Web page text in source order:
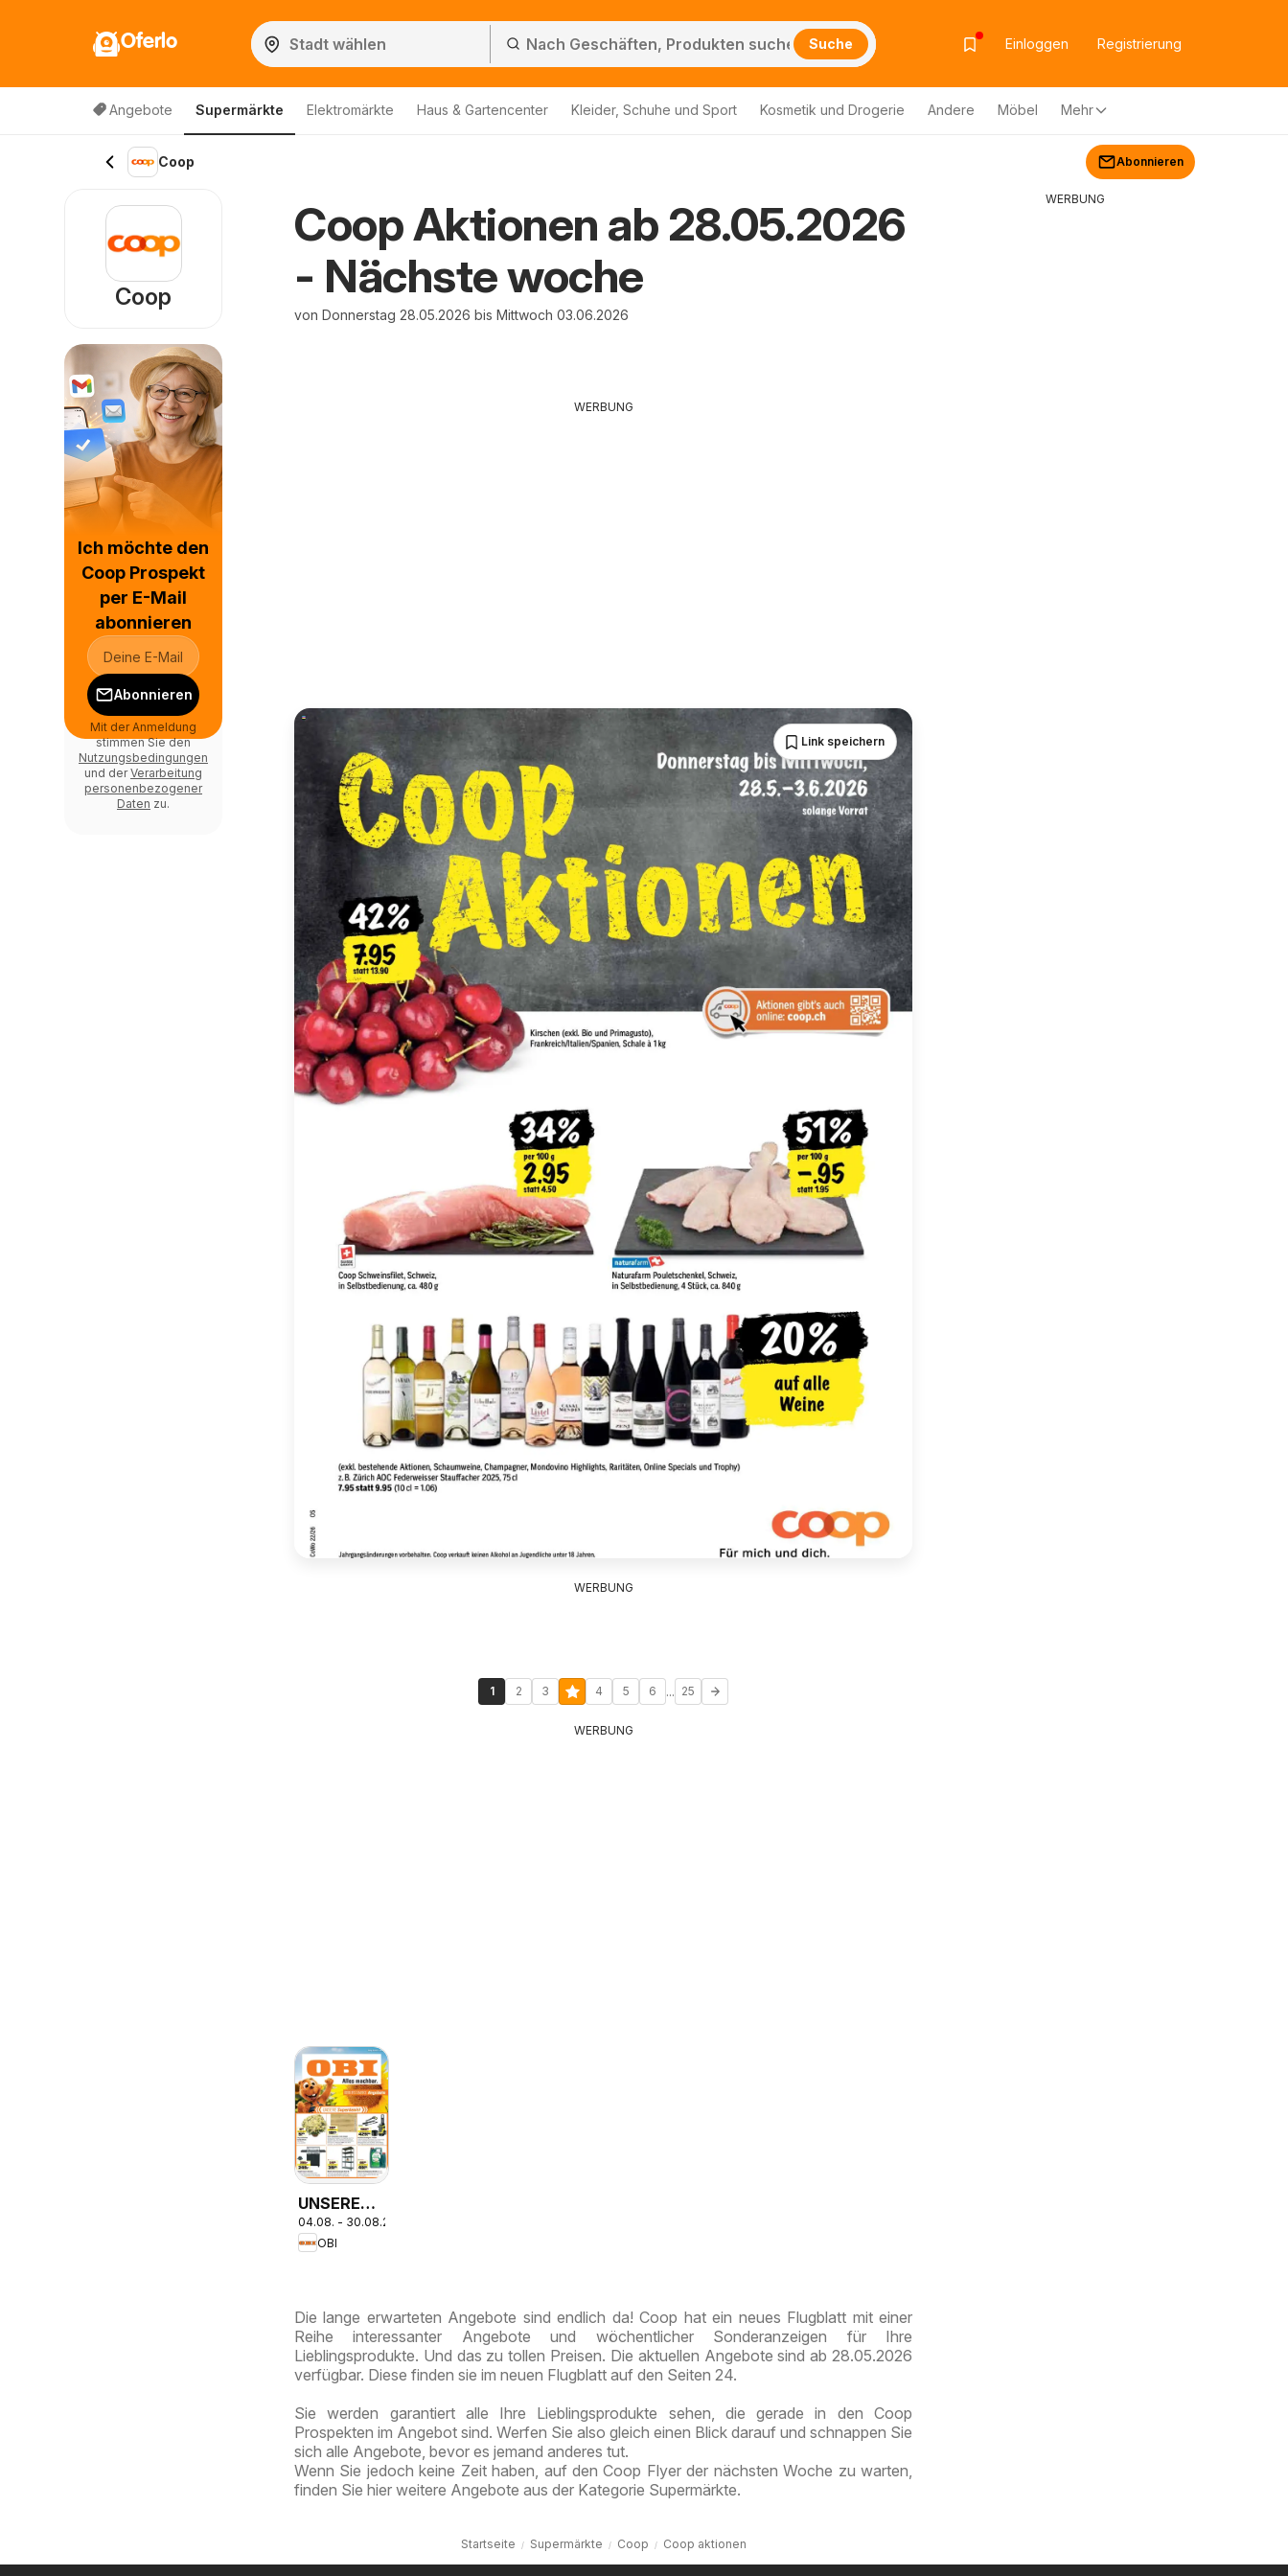
Oferlo Suche Einloggen Registrierung
Angebote Supermärkte Elektromärkte Haus & Gartencenter Kleider, Schuhe und Sport Kosmetik und Drogerie Andere Möbel Mehr
Coop Abonnieren
Coop Aktionen ab 28.05.2026
- Nächste woche
von Donnerstag 28.05.2026 bis Mittwoch 03.06.2026
WERBUNG
Link speichern
WERBUNG
1 2 3 4 5 6 ... 25
WERBUNG
UNSERE
SUPERDEALS!
04.08. - 30.08.2026
OBI
Die lange erwarteten Angebote sind endlich da! Coop hat ein neues Flugblatt mit einer
Reihe interessanter Angebote und wöchentlicher Sonderanzeigen für Ihre
Lieblingsprodukte. Und das zu tollen Preisen. Die aktuellen Angebote sind ab 28.05.2026
verfügbar. Diese finden sie im neuen Flugblatt auf den Seiten 24.
Sie werden garantiert alle Ihre Lieblingsprodukte sehen, die gerade in den Coop
Prospekten im Angebot sind. Werfen Sie also gleich einen Blick darauf und schnappen Sie
sich alle Angebote, bevor es jemand anderes tut.
Wenn Sie jedoch keine Zeit haben, auf den Coop Flyer der nächsten Woche zu warten,
finden Sie hier weitere Angebote aus der Kategorie Supermärkte.
Startseite Supermärkte Coop Coop aktionen
Coop
Ich möchte den
Coop Prospekt
per E-Mail
abonnieren
Abonnieren
Mit der Anmeldung
stimmen Sie den
Nutzungsbedingungen
und derVerarbeitung
personenbezogener
Daten zu.
WERBUNG